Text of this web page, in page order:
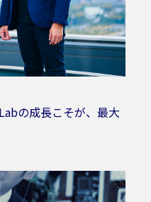
の成長こそが、最大